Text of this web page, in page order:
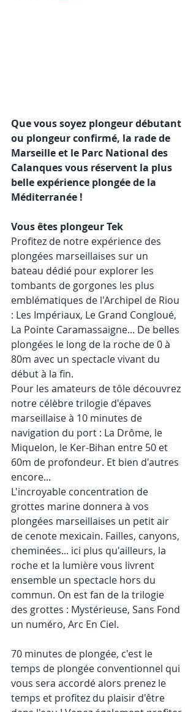
Que vous soyez plongeur débutant
ou plongeur confirmé, la rade de
Marseille et le Parc National des
Calanques vous réservent la plus
belle expérience plongée de la
Méditerranée !
Vous êtes plongeur Tek
Profitez de notre expérience des
plongées marseillaises sur un
bateau dédié pour explorer les
tombants de gorgones les plus
emblématiques de l'Archipel de Riou
: Les Impériaux, Le Grand Congloué,
La Pointe Caramassaigne... De belles
plongées le long de la roche de 0 à
80m avec un spectacle vivant du
début à la fin.
Pour les amateurs de tôle découvrez
notre célèbre trilogie d'épaves
marseillaise à 10 minutes de
navigation du port : La Drôme, le
Miquelon, le Ker-Bihan entre 50 et
60m de profondeur. Et bien d'autres
encore...
L'incroyable concentration de
grottes marine donnera à vos
plongées marseillaises un petit air
de cenote mexicain. Failles, canyons,
cheminées... ici plus qu'ailleurs, la
roche et la lumière vous livrent
ensemble un spectacle hors du
commun. On est fan de la trilogie
des grottes : Mystérieuse, Sans Fond
un numéro, Arc En Ciel.
70 minutes de plongée, c'est le
temps de plongée conventionnel qui
vous sera accordé alors prenez le
temps et profitez du plaisir d'être